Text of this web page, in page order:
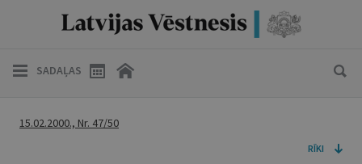
SADAĻAS
15.02.2000., Nr. 47/50
RĪKI